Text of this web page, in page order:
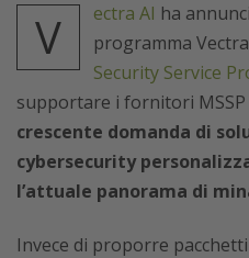
V ectra AI ha
programma
Security Service
supportare i fornitori MSSP
crescente domanda di
cybersecurity
l’attuale panorama di
Invece di proporre